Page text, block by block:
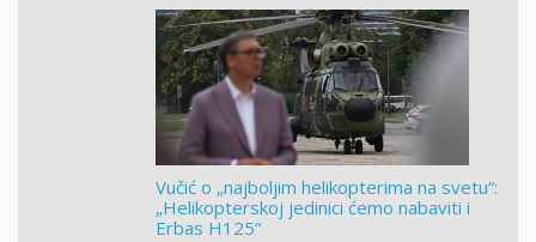
Vučić o „najboljim helikopterima na svetu“:
„Helikopterskoj jedinici ćemo nabaviti i
Erbas H125“